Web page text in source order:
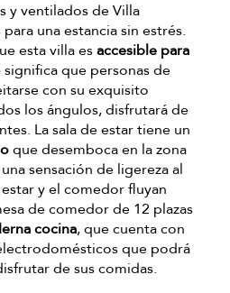
y ventilados de Villa
una estancia sin estrés.
esta villa esaccesible para
significa que personas de
con su exquisito
los ángulos, disfrutará de
La sala de estar tiene un
que desemboca en la zona
sensación de ligereza al
y el comedor fluyan
de comedor de 12 plazas
cocina, que cuenta con
que podrá
de sus comidas.